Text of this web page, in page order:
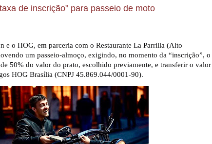
de inscrição” para passeio de moto
e o HOG, em parceria com o Restaurante La Parrilla (Alto
um passeio-almoço, exigindo, no momento da “inscrição”, o
50% do valor do prato, escolhido previamente, e transferir o valor
HOG Brasília (CNPJ 45.869.044/0001-90).